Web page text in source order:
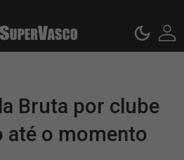
Bruta por clube
até o momento